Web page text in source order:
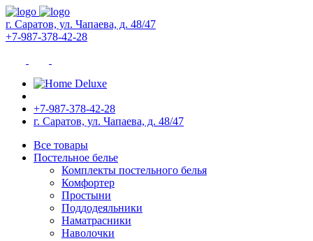
г. Саратов, ул. Чапаева, д. 48/47
+7-987-378-42-28
+7-987-378-42-28
г. Саратов, ул. Чапаева, д. 48/47
Все товары
Постельное белье
Комплекты постельного белья
Комфортер
Простыни
Поддодеяльники
Наматрасники
Наволочки